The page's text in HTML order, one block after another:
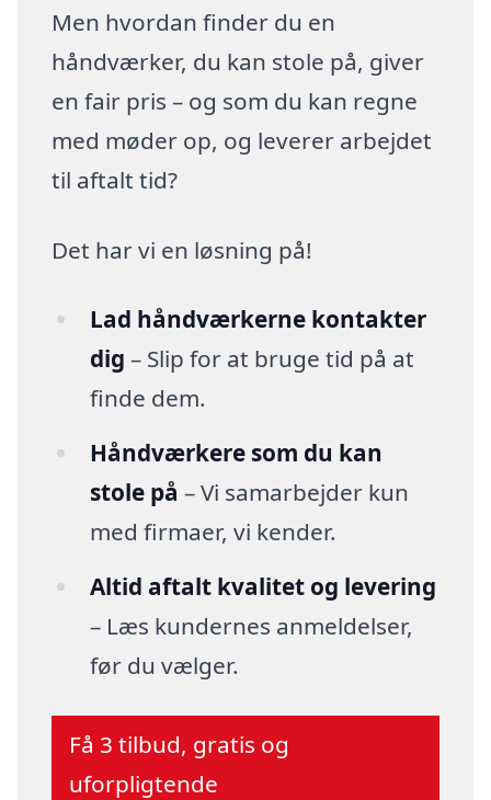
Men hvordan finder du en
håndværker, du kan stole på, giver
en fair pris – og som du kan regne
med møder op, og leverer arbejdet
til aftalt tid?
Det har vi en løsning på!
Lad håndværkerne kontakter
dig – Slip for at bruge tid på at
finde dem.
Håndværkere som du kan
stole på – Vi samarbejder kun
med firmaer, vi kender.
Altid aftalt kvalitet og levering
– Læs kundernes anmeldelser,
før du vælger.
Få 3 tilbud, gratis og
uforpligtende